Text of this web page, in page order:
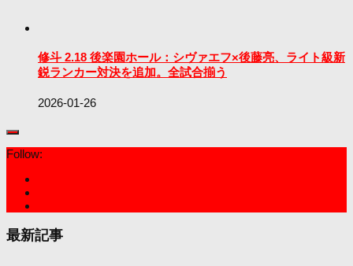
修斗 2.18 後楽園ホール：シヴァエフ×後藤亮、ライト級新
鋭ランカー対決を追加。全試合揃う
2026-01-26
Follow:
最新記事